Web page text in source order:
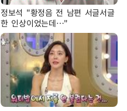
정보석 "황정음 전 남편 서글서글
한 인상이었는데…"